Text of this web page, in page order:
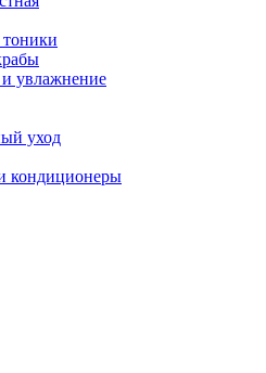
увлажнение
уход
кондиционеры